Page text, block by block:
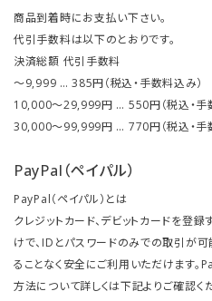
商品到着時にお支払い下さい。
代引手数料は以下のとおりです。
決済総額 代引手数料
～9,999 … 385円（税込・手数料込み）
10,000～29,999円 … 550円（税込・手
30,000～99,999円 … 770円（税込・手
PayPal（ペイパル）
PayPal（ペイパル）とは
クレジットカード、デビットカードを登
けで、IDとパスワードのみでの取引が
ることなく安全にご利用いただけます。
方法について詳しくは下記よりご確認く